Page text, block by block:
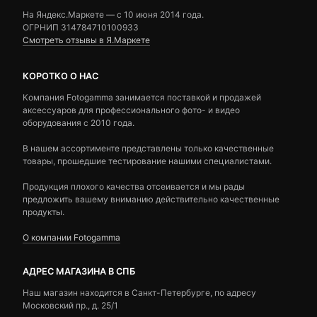
На Яндекс.Маркете — c 10 июня 2014 года.
ОГРНИП 314784710100933
Смотреть отзывы в Я.Маркете
КОРОТКО О НАС
Компания Fotogamma занимается поставкой и продажей
аксессуаров для профессионального фото- и видео
оборудования с 2010 года.
В нашем ассортименте представлены только качественные
товары, прошедшие тестирование нашими специалистами.
Продукция плохого качества отсеивается и мы рады
предложить вашему вниманию действительно качественные
продукты.
О компании Fotogamma
АДРЕС МАГАЗИНА В СПБ
Наш магазин находится в Санкт-Петербурге, по адресу
Московский пр., д. 25/1